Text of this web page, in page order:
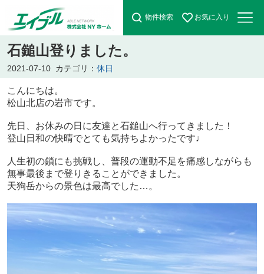
物件検索 お気に入り
石鎚山登りました。
2021-07-10 カテゴリ： 休日
こんにちは。
松山北店の岩市です。
先日、お休みの日に友達と石鎚山へ行ってきました！
登山日和の快晴でとても気持ちよかったです♩
人生初の鎖にも挑戦し、普段の運動不足を痛感しながらも
無事最後まで登りきることができました。
天狗岳からの景色は最高でした…。